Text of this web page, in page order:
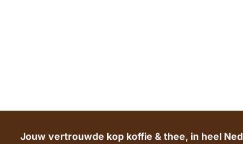
Jouw vertrouwde kop koffie & thee, in heel